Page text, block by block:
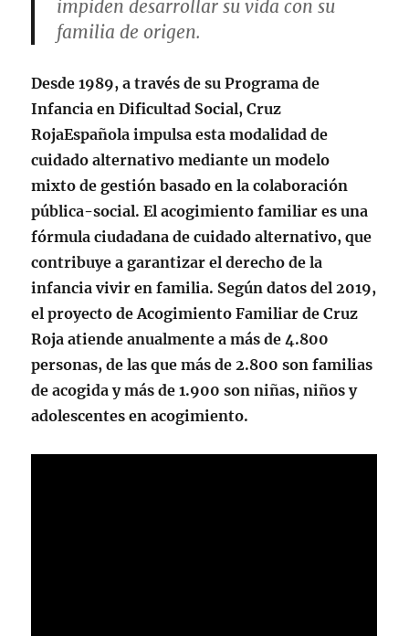
impiden desarrollar su vida con su
familia de origen.
Desde 1989, a través de su Programa de
Infancia en Dificultad Social, Cruz
RojaEspañola impulsa esta modalidad de
cuidado alternativo mediante un modelo
mixto de gestión basado en la colaboración
pública-social. El acogimiento familiar es una
fórmula ciudadana de cuidado alternativo, que
contribuye a garantizar el derecho de la
infancia vivir en familia. Según datos del 2019,
el proyecto de Acogimiento Familiar de Cruz
Roja atiende anualmente a más de 4.800
personas, de las que más de 2.800 son familias
de acogida y más de 1.900 son niñas, niños y
adolescentes en acogimiento.